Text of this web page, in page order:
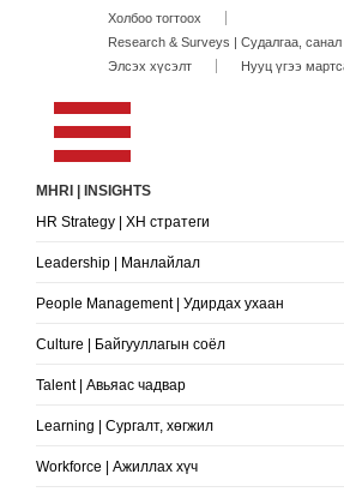
Холбоо тогтоох
Research & Surveys | Судалгаа, санал
Элсэх хүсэлт
Нууц үгээ
MHRI | INSIGHTS
HR Strategy | ХН стратеги
Leadership | Манлайлал
People Management | Удирдах ухаан
Culture | Байгууллагын соёл
Talent | Авьяас чадвар
Learning | Сургалт, хөгжил
Workforce | Ажиллах хүч